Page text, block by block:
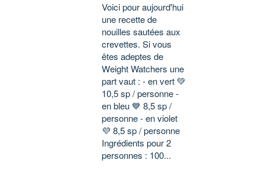
Voici pour aujourd'hui
une recette de
nouilles sautées aux
crevettes. Si vous
êtes adeptes de
Weight Watchers une
part vaut : - en vert 💚
10,5 sp / personne -
en bleu 💙 8,5 sp /
personne - en violet
💜 8,5 sp / personne
Ingrédients pour 2
personnes : 100...